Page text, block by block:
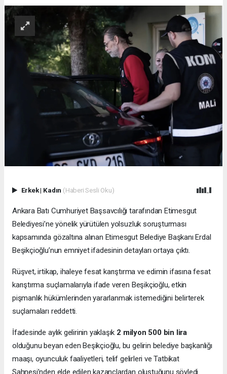
Erkek| Kadın (Haberi Sesli Oku)
Ankara Batı Cumhuriyet Başsavcılığı tarafından Etimesgut
Belediyesi’ne yönelik yürütülen yolsuzluk soruşturması
kapsamında gözaltına alınan Etimesgut Belediye Başkanı Erdal
Beşikçioğlu’nun emniyet ifadesinin detayları ortaya çıktı.
Rüşvet, irtikap, ihaleye fesat karıştırma ve edimin ifasına fesat
karıştırma suçlamalarıyla ifade veren Beşikçioğlu, etkin
pişmanlık hükümlerinden yararlanmak istemediğini belirterek
suçlamaları reddetti.
İfadesinde aylık gelirinin yaklaşık 2 milyon 500 bin lira
olduğunu beyan eden Beşikçioğlu, bu gelirin belediye başkanlığı
maaşı, oyunculuk faaliyetleri, telif gelirleri ve Tatbikat
Sahnesi’nden elde edilen kazançlardan oluştuğunu söyledi.